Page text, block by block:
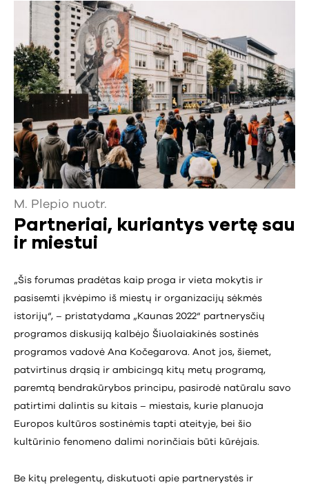
M. Plepio nuotr.
Partneriai, kuriantys vertę sau
ir miestui
„Šis forumas pradėtas kaip proga ir vieta mokytis ir
pasisemti įkvėpimo iš miestų ir organizacijų sėkmės
istorijų“, – pristatydama „Kaunas 2022“ partnerysčių
programos diskusiją kalbėjo Šiuolaiakinės sostinės
programos vadovė Ana Kočegarova. Anot jos, šiemet,
patvirtinus drąsią ir ambicingą kitų metų programą,
paremtą bendrakūrybos principu, pasirodė natūralu savo
patirtimi dalintis su kitais – miestais, kurie planuoja
Europos kultūros sostinėmis tapti ateityje, bei šio
kultūrinio fenomeno dalimi norinčiais būti kūrėjais.
Be kitų prelegentų, diskutuoti apie partnerystės ir